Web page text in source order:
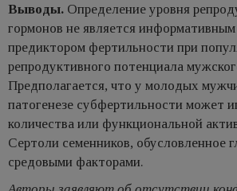
Выводы. Определение уровня
гормонов не является
предиктором фертильности при
репродуктивного потенциала
Предполагается, что у молодых
патогенезе субфертильности может
количества или функциональной
Сертоли семенников, обусловленное
средовыми факторами.